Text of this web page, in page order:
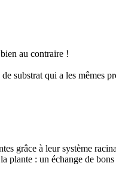
au contraire !
substrat qui a les mêmes
grâce à leur système
plante : un échange de